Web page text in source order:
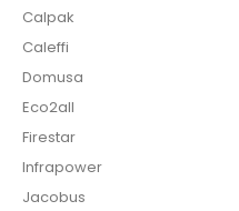
Calpak
Caleffi
Domusa
Eco2all
Firestar
Infrapower
Jacobus